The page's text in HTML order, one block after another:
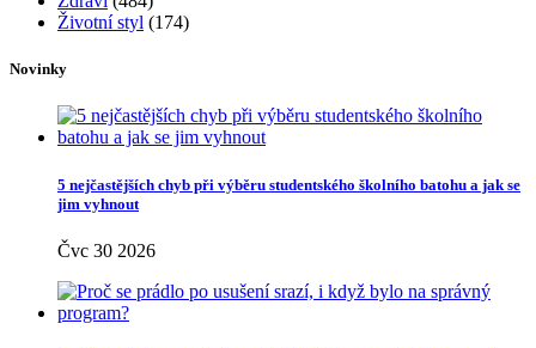
Životní styl (174)
Novinky
5 nejčastějších chyb při výběru studentského školního batohu a jak se
jim vyhnout
Čvc 30 2026